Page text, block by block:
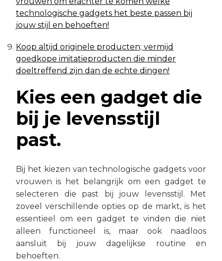
technologische gadgets het beste passen bij
jouw stijl en behoeften!
Koop altijd originele producten; vermijd
goedkope imitatieproducten die minder
doeltreffend zijn dan de echte dingen!
Kies een gadget die
bij je levensstijl
past.
Bij het kiezen van technologische gadgets voor
vrouwen is het belangrijk om een gadget te
selecteren die past bij jouw levensstijl. Met
zoveel verschillende opties op de markt, is het
essentieel om een gadget te vinden die niet
alleen functioneel is, maar ook naadloos
aansluit bij jouw dagelijkse routine en
behoeften.